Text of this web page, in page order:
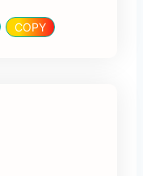
COPY